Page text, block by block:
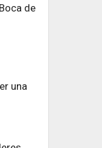
de
una